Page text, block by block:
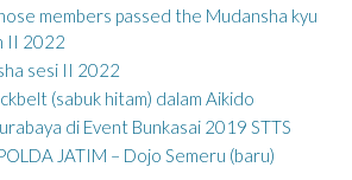
members passed the Mudansha kyu
II 2022
sesi II 2022
(sabuk hitam) dalam Aikido
di Event Bunkasai 2019 STTS
JATIM – Dojo Semeru (baru)